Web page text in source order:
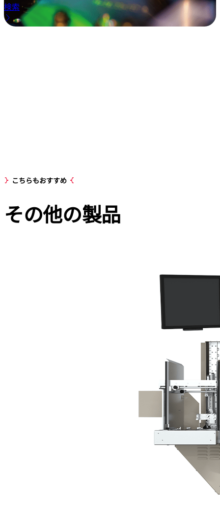
検索
こちらもおすすめ
その他の製品